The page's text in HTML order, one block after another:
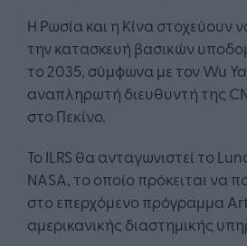
Η Ρωσία και η Κίνα στοχεύουν
την κατασκευή βασικών
το 2035, σύμφωνα με τον Wu
αναπληρωτή διευθυντή της
στο Πεκίνο.
Το ILRS θα ανταγωνιστεί το
NASA, το οποίο πρόκειται να
στο επερχόμενο πρόγραμμα
αμερικανικής διαστημικής